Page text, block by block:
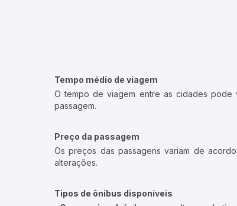
Tempo médio de viagem
O tempo de viagem entre as cidades pode
passagem.
Preço da passagem
Os preços das passagens variam de
alterações.
Tipos de ônibus disponíveis